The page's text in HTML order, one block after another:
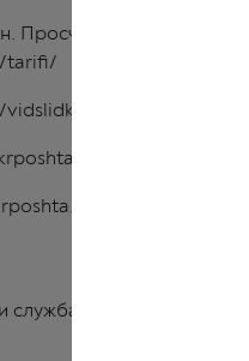
Просчитать стоимость
tarifi/
forma-poshuku
omap/s/
dovidka/indeksi/
Новая почта-